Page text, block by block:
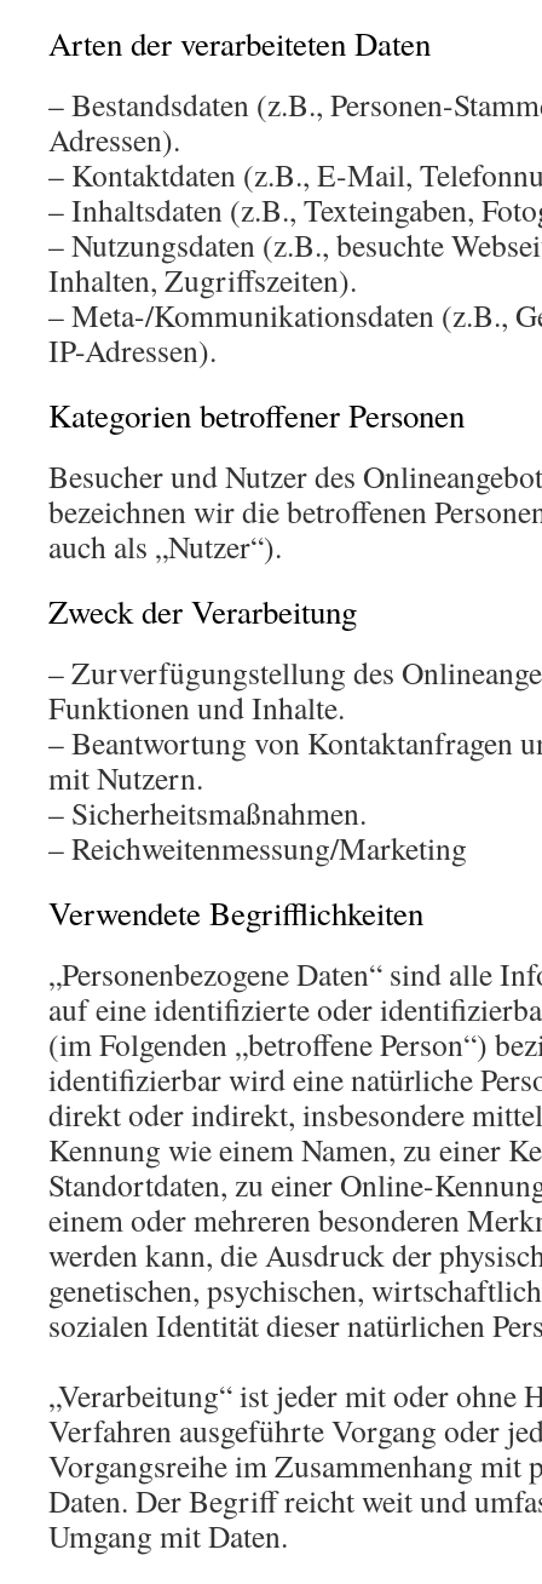
Arten der verarbeiteten Daten
– Bestandsdaten (z.B., Personen-
Adressen).
– Kontaktdaten (z.B., E-Mail,
– Inhaltsdaten (z.B., Texteingaben,
– Nutzungsdaten (z.B., besuchte
Inhalten, Zugriffszeiten).
– Meta-/Kommunikationsdaten (z.B.,
IP-Adressen).
Kategorien betroffener Personen
Besucher und Nutzer des
bezeichnen wir die betroffenen
auch als „Nutzer“).
Zweck der Verarbeitung
– Zurverfügungstellung des
Funktionen und Inhalte.
– Beantwortung von Kontaktanfragen
mit Nutzern.
– Sicherheitsmaßnahmen.
– Reichweitenmessung/Marketing
Verwendete Begrifflichkeiten
„Personenbezogene Daten“ sind alle
auf eine identifizierte oder
(im Folgenden „betroffene Person“)
identifizierbar wird eine natürliche
direkt oder indirekt, insbesondere
Kennung wie einem Namen, zu einer
Standortdaten, zu einer Online-
einem oder mehreren besonderen
werden kann, die Ausdruck der
genetischen, psychischen,
sozialen Identität dieser natürlichen
„Verarbeitung“ ist jeder mit oder ohne
Verfahren ausgeführte Vorgang oder
Vorgangsreihe im Zusammenhang mit
Daten. Der Begriff reicht weit und
Umgang mit Daten.